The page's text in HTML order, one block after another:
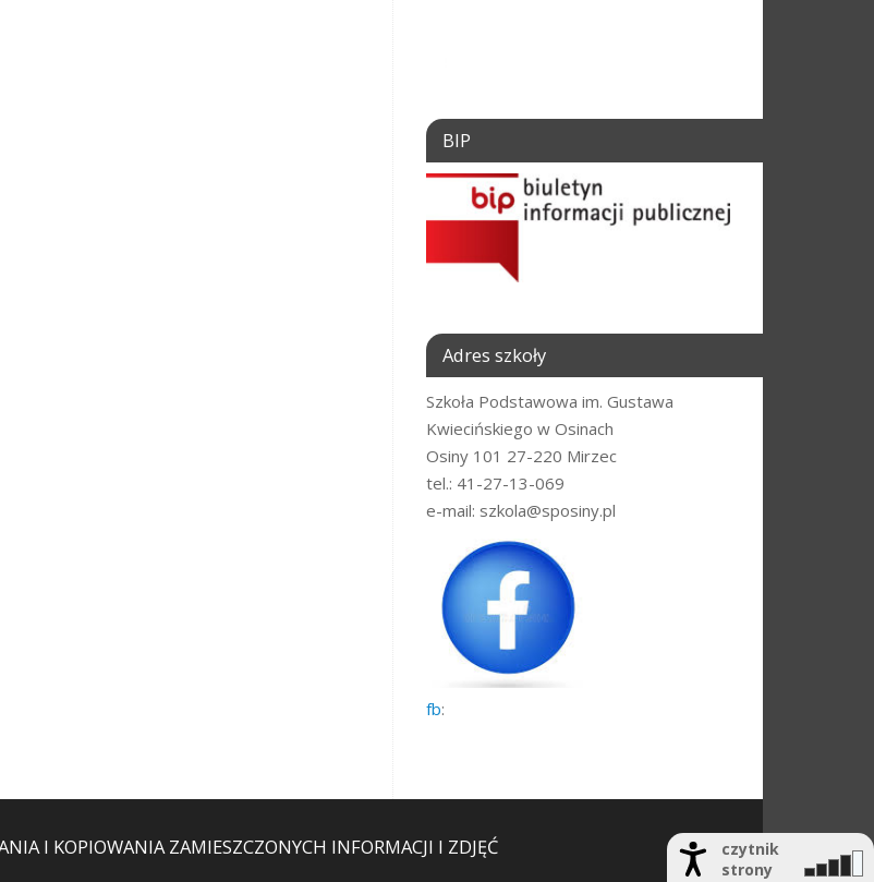
BIP
Adres szkoły
Szkoła Podstawowa im. Gustawa
Kwiecińskiego w Osinach
Osiny 101 27-220 Mirzec
tel.: 41-27-13-069
e-mail: szkola@sposiny.pl
fb:
I KOPIOWANIA ZAMIESZCZONYCH INFORMACJI I ZDJĘĆ
czytnik
strony